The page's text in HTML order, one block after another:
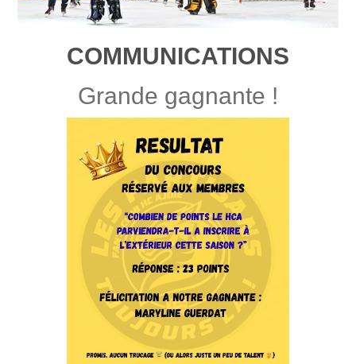
COMMUNICATIONS
Grande gagnante !